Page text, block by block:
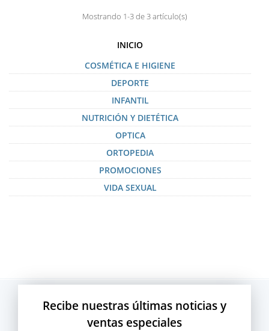
Mostrando 1-3 de 3 artículo(s)
INICIO
COSMÉTICA E HIGIENE
DEPORTE
INFANTIL
NUTRICIÓN Y DIETÉTICA
OPTICA
ORTOPEDIA
PROMOCIONES
VIDA SEXUAL
Recibe nuestras últimas noticias y
ventas especiales